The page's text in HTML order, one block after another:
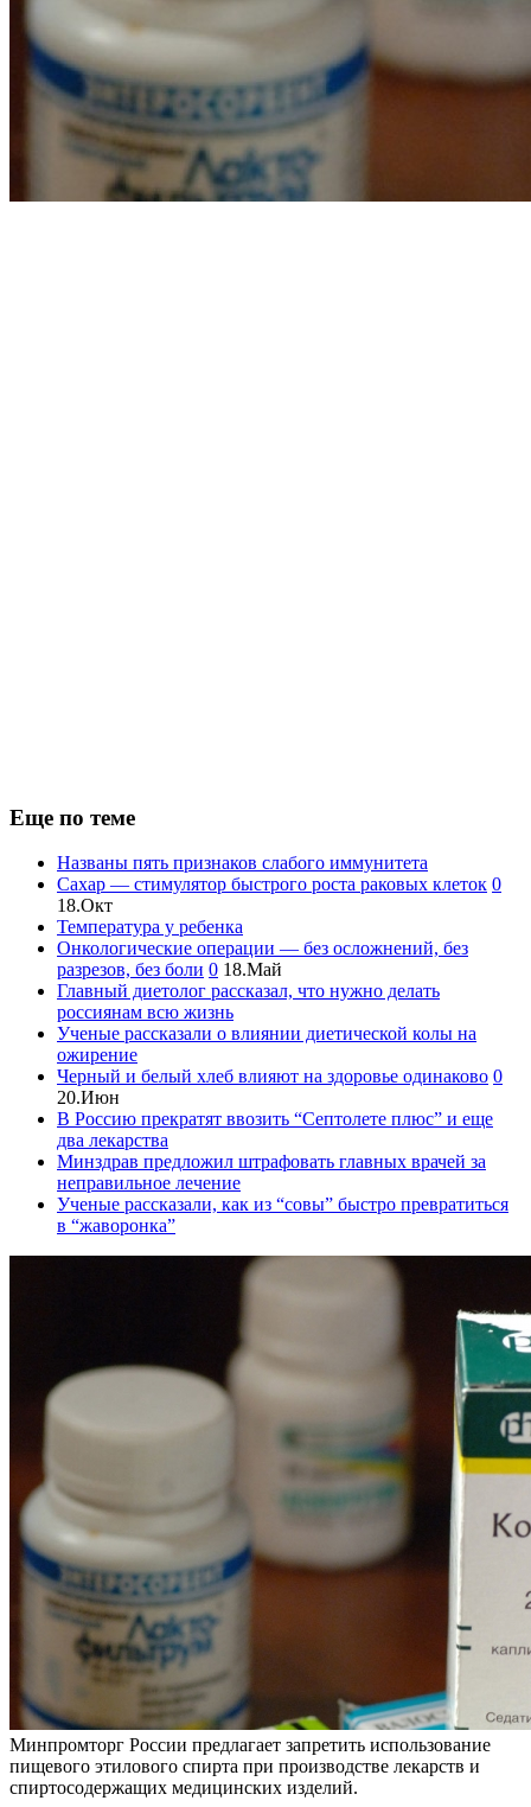
Еще по теме
Названы пять признаков слабого иммунитета
Сахар — стимулятор быстрого роста раковых клеток 0
18.Окт
Температура у ребенка
Онкологические операции — без осложнений, без
разрезов, без боли 0 18.Май
Главный диетолог рассказал, что нужно делать
россиянам всю жизнь
Ученые рассказали о влиянии диетической колы на
ожирение
Черный и белый хлеб влияют на здоровье одинаково 0
20.Июн
В Россию прекратят ввозить “Септолете плюс” и еще
два лекарства
Минздрав предложил штрафовать главных врачей за
неправильное лечение
Ученые рассказали, как из “совы” быстро превратиться
в “жаворонка”
Минпромторг России предлагает запретить использование
пищевого этилового спирта при производстве лекарств и
спиртосодержащих медицинских изделий.